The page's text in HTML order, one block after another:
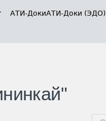
АТИ-ДокиАТИ-Доки (ЭДО)